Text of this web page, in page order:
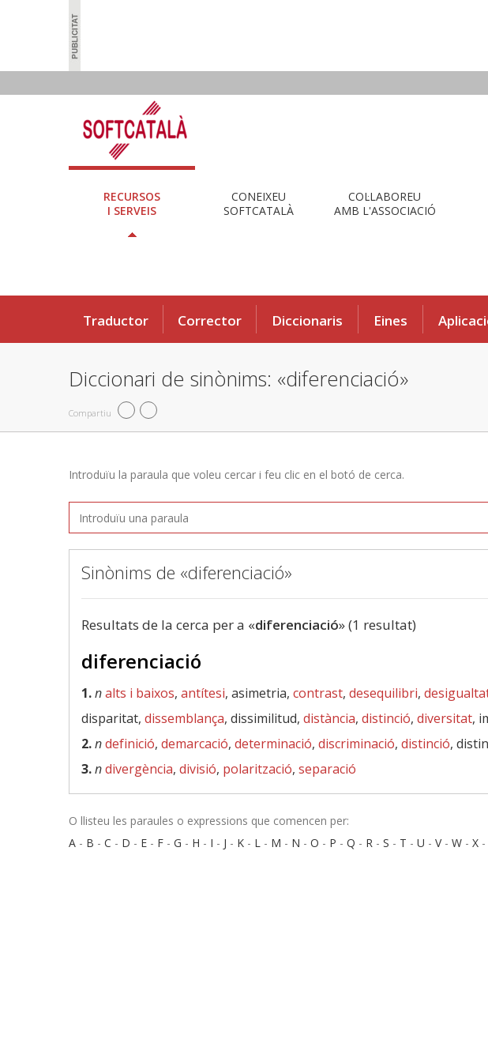
RECURSOS
I SERVEIS
CONEIXEU
SOFTCATALÀ
COL·LABOREU
AMB L'ASSOCIACIÓ
Traductor Corrector Diccionaris Eines
Diccionari de sinònims: «diferenciació»
Compartiu
Introduïu la paraula que voleu cercar i feu clic en el botó de cerca.
Sinònims de «diferenciació»
Resultats de la cerca per a «diferenciació» (1 resultat)
diferenciació
1.nalts i baixos, antítesi, asimetria, contrast, desequilibri,
disparitat, dissemblança, dissimilitud, distància, distinció, diversitat,
2.ndefinició, demarcació, determinació, discriminació, distinció,
3.ndivergència, divisió, polarització, separació
O llisteu les paraules o expressions que comencen per:
A - B - C - D - E - F - G - H - I - J - K - L - M - N - O - P - Q - R - S - T - U - V- W - X -